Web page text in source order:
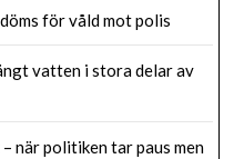
för våld mot polis
vatten i stora delar av
när politiken tar paus men